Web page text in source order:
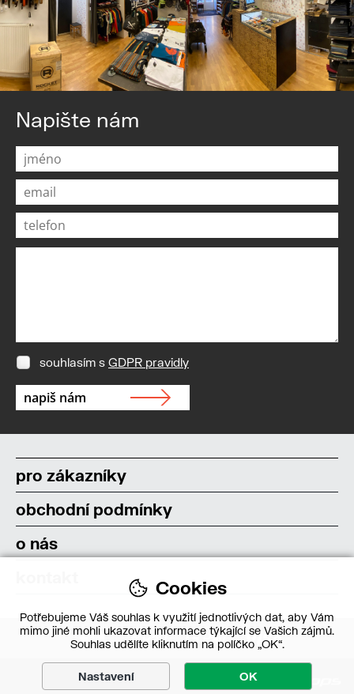
Napište nám
souhlasím s GDPR pravidly
pro zákazníky
obchodní podmínky
o nás
Cookies
Potřebujeme Váš souhlas k využití jednotlivých dat, aby Vám
mimo jiné mohli ukazovat informace týkající se Vašich zájmů.
Souhlas udělíte kliknutím na políčko „OK“.
Nastavení OK